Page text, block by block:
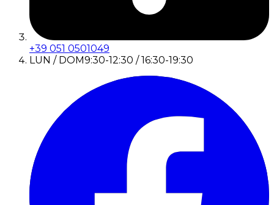
+39 051 0501049
LUN / DOM9:30-12:30 / 16:30-19:30